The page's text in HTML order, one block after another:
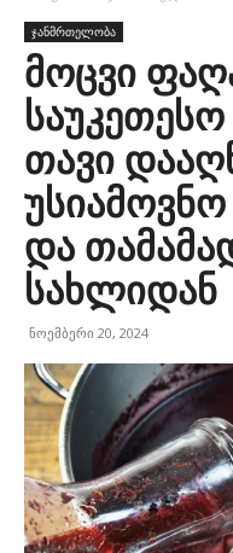
ჯანმრთელობა
მოცვი
თავი
უსიამოვნო
და
სახლიდან
ნოემბერი 20, 2024